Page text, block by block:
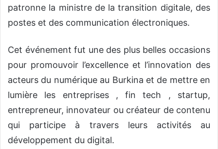
patronne la ministre de la transition digitale, des
postes et des communication électroniques.
Cet événement fut une des plus belles occasions
pour promouvoir l’excellence et l’innovation des
acteurs du numérique au Burkina et de mettre en
lumière les entreprises , fin tech , startup,
entrepreneur, innovateur ou créateur de contenu
qui participe à travers leurs activités au
développement du digital.